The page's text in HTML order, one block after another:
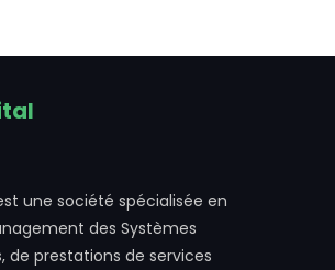
est une société spécialisée en
des Systèmes
de prestations de services